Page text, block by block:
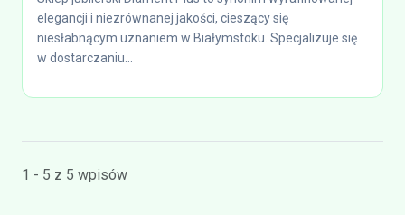
elegancji i niezrównanej jakości, cieszący się
niesłabnącym uznaniem w Białymstoku. Specjalizuje się
w dostarczaniu...
1 - 5 z 5 wpisów